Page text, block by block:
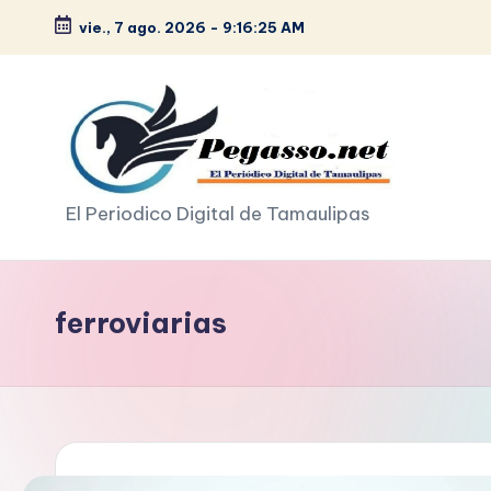
Saltar
contenido
vie., 7 ago. 2026 - 9:16:25 AM
p
e
g
s
o
El Periodico Digital de Tamaulipas
ferroviarias